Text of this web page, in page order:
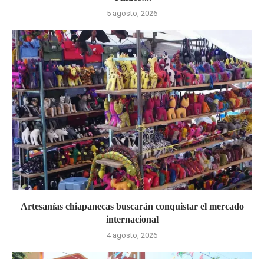
5 agosto, 2026
Artesanías chiapanecas buscarán conquistar el mercado
internacional
4 agosto, 2026